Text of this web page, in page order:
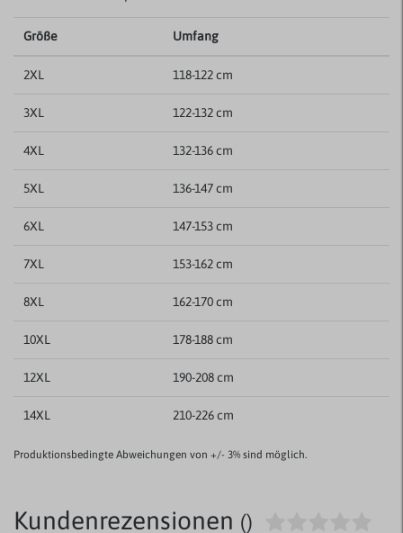
Größe Umfang
2XL 118-122 cm
3XL 122-132 cm
4XL 132-136 cm
5XL 136-147 cm
6XL 147-153 cm
7XL 153-162 cm
8XL 162-170 cm
10XL 178-188 cm
12XL 190-208 cm
14XL 210-226 cm
Produktionsbedingte Abweichungen von +/- 3% sind möglich.
Kundenrezensionen ()